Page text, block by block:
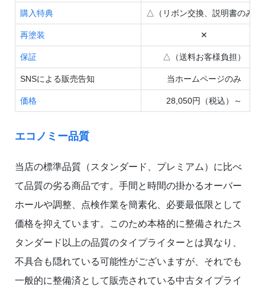
購入特典 △（リボン交換、説明書のみ）
再塗装 ✕
保証 △（送料お客様負担）
SNSによる販売告知 当ホームページのみ
価格 28,050円（税込）～
エコノミー品質
当店の標準品質（スタンダード、プレミアム）に比べ
て品質の劣る商品です。手間と時間の掛かるオーバー
ホールや調整、点検作業を簡素化、必要最低限として
価格を抑えています。このため本格的に整備されたス
タンダード以上の品質のタイプライターとは異なり、
不具合も隠れている可能性がございますが、それでも
一般的に整備済として販売されている中古タイプライ